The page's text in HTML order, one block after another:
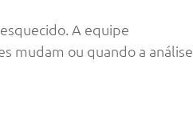
A equipe
mudam ou quando a análise